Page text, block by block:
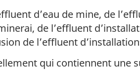
d’eau de mine, de
de l’effluent
de l’effluent
qui contiennent une